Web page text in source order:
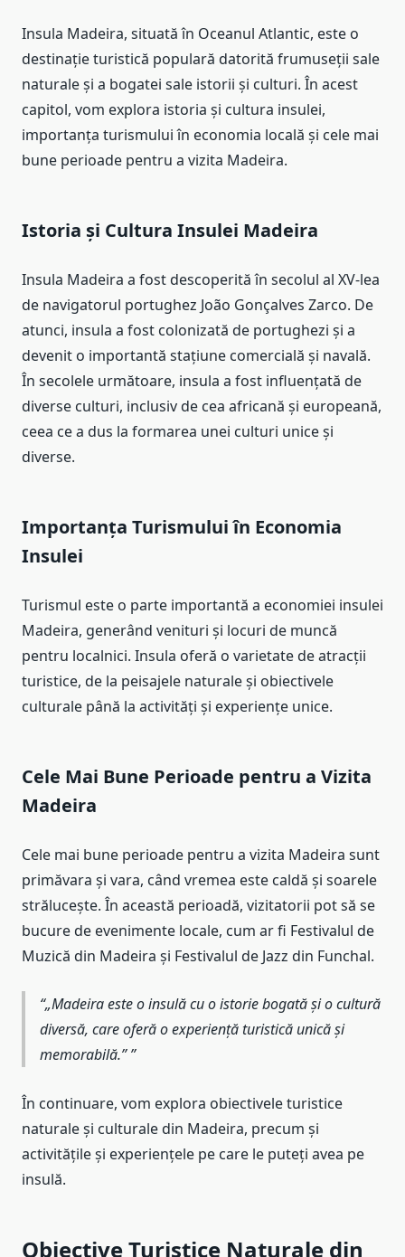
Insula Madeira, situată în Oceanul Atlantic, este o
destinație turistică populară datorită frumuseții sale
naturale și a bogatei sale istorii și culturi. În acest
capitol, vom explora istoria și cultura insulei,
importanța turismului în economia locală și cele mai
bune perioade pentru a vizita Madeira.
Istoria și Cultura Insulei Madeira
Insula Madeira a fost descoperită în secolul al XV-lea
de navigatorul portughez João Gonçalves Zarco. De
atunci, insula a fost colonizată de portughezi și a
devenit o importantă stațiune comercială și navală.
În secolele următoare, insula a fost influențată de
diverse culturi, inclusiv de cea africană și europeană,
ceea ce a dus la formarea unei culturi unice și
diverse.
Importanța Turismului în Economia
Insulei
Turismul este o parte importantă a economiei insulei
Madeira, generând venituri și locuri de muncă
pentru localnici. Insula oferă o varietate de atracții
turistice, de la peisajele naturale și obiectivele
culturale până la activități și experiențe unice.
Cele Mai Bune Perioade pentru a Vizita
Madeira
Cele mai bune perioade pentru a vizita Madeira sunt
primăvara și vara, când vremea este caldă și soarele
strălucește. În această perioadă, vizitatorii pot să se
bucure de evenimente locale, cum ar fi Festivalul de
Muzică din Madeira și Festivalul de Jazz din Funchal.
„Madeira este o insulă cu o istorie bogată și o cultură
diversă, care oferă o experiență turistică unică și
memorabilă.”
În continuare, vom explora obiectivele turistice
naturale și culturale din Madeira, precum și
activitățile și experiențele pe care le puteți avea pe
insulă.
Obiective Turistice Naturale din